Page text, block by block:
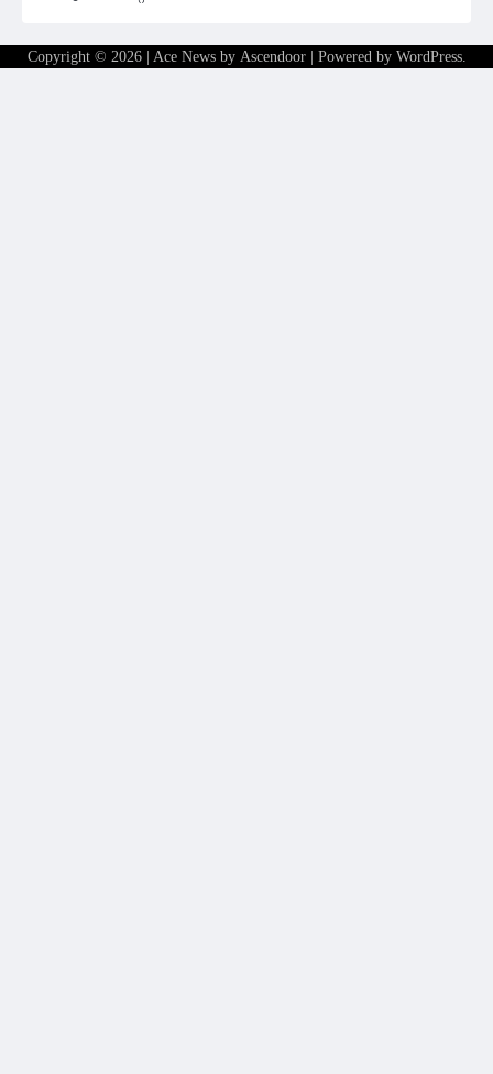
Copyright © 2026 | Ace News by Ascendoor| Powered by WordPress.